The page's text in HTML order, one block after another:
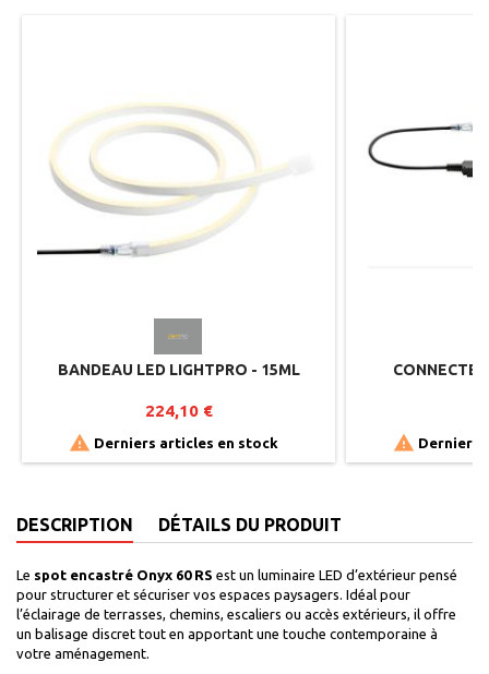
BANDEAU LED LIGHTPRO - 15ML
224,10 €
 Derniers articles en stock  Derniers
DESCRIPTION DÉTAILS DU PRODUIT
Le spot encastré Onyx 60 RS est un luminaire LED d’extérieur pensé
pour structurer et sécuriser vos espaces paysagers. Idéal pour
l’éclairage de terrasses, chemins, escaliers ou accès extérieurs, il offre
un balisage discret tout en apportant une touche contemporaine à
votre aménagement.